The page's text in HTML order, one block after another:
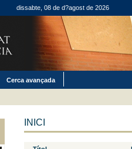
dissabte, 08 de d?agost de 2026
Cerca avançada
INICI